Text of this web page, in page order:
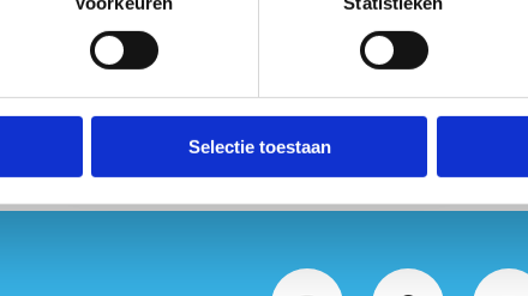
Selectie toestaan
Reserveer onze buitenpiste